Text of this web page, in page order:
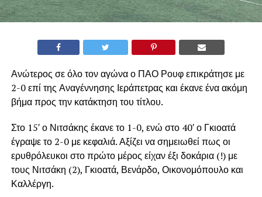
Ανώτερος σε όλο τον αγώνα ο ΠΑΟ Ρουφ επικράτησε με
2-0 επί της Αναγέννησης Ιεράπετρας και έκανε ένα ακόμη
βήμα προς την κατάκτηση του τίτλου.
Στο 15′ ο Νιτσάκης έκανε το 1-0, ενώ στο 40′ ο Γκιοατά
έγραψε το 2-0 με κεφαλιά. Αξίζει να σημειωθεί πως οι
ερυθρόλευκοι στο πρώτο μέρος είχαν έξι δοκάρια (!) με
τους Νιτσάκη (2), Γκιοατά, Βενάρδο, Οικονομόπουλο και
Καλλέργη.